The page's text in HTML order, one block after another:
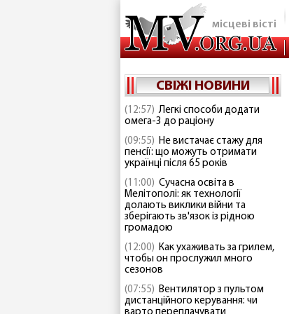
місцеві вісті
СВІЖІ НОВИНИ
(12:57) Легкі способи додати
омега-3 до раціону
(09:55) Не вистачає стажу для
пенсії: що можуть отримати
українці після 65 років
(11:00) Сучасна освіта в
Мелітополі: як технології
долають виклики війни та
зберігають зв'язок із рідною
громадою
(12:00) Как ухаживать за грилем,
чтобы он прослужил много
сезонов
(07:55) Вентилятор з пультом
дистанційного керування: чи